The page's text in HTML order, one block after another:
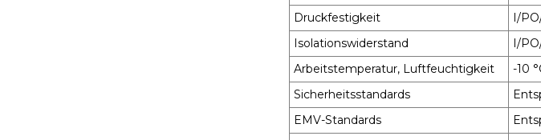
Druckfestigkeit
I/
Isolationswiderstand
I/
Arbeitstemperatur, Luftfeuchtigkeit
-10
Sicherheitsstandards
EMV-Standards